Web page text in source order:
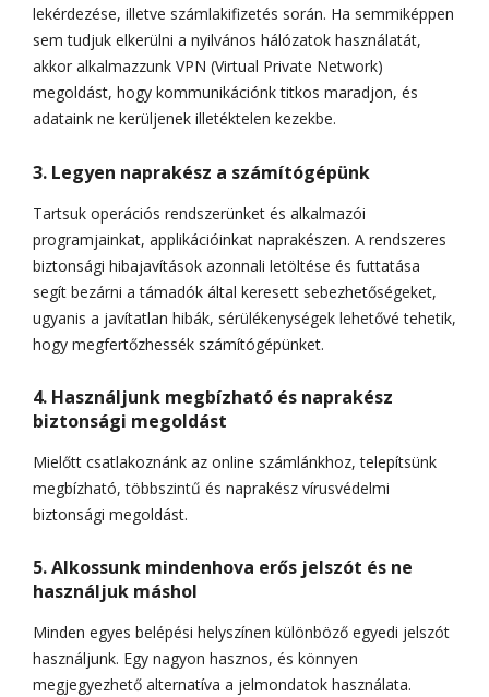
lekérdezése, illetve számlakifizetés során. Ha semmiképpen
sem tudjuk elkerülni a nyilvános hálózatok használatát,
akkor alkalmazzunk VPN (Virtual Private Network)
megoldást, hogy kommunikációnk titkos maradjon, és
adataink ne kerüljenek illetéktelen kezekbe.
3. Legyen naprakész a számítógépünk
Tartsuk operációs rendszerünket és alkalmazói
programjainkat, applikációinkat naprakészen. A rendszeres
biztonsági hibajavítások azonnali letöltése és futtatása
segít bezárni a támadók által keresett sebezhetőségeket,
ugyanis a javítatlan hibák, sérülékenységek lehetővé tehetik,
hogy megfertőzhessék számítógépünket.
4. Használjunk megbízható és naprakész
biztonsági megoldást
Mielőtt csatlakoznánk az online számlánkhoz, telepítsünk
megbízható, többszintű és naprakész vírusvédelmi
biztonsági megoldást.
5. Alkossunk mindenhova erős jelszót és ne
használjuk máshol
Minden egyes belépési helyszínen különböző egyedi jelszót
használjunk. Egy nagyon hasznos, és könnyen
megjegyezhető alternatíva a jelmondatok használata.